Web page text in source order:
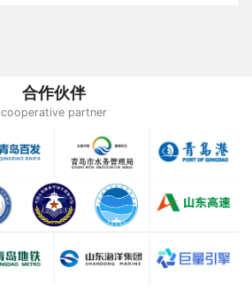
合作伙伴
cooperative partner